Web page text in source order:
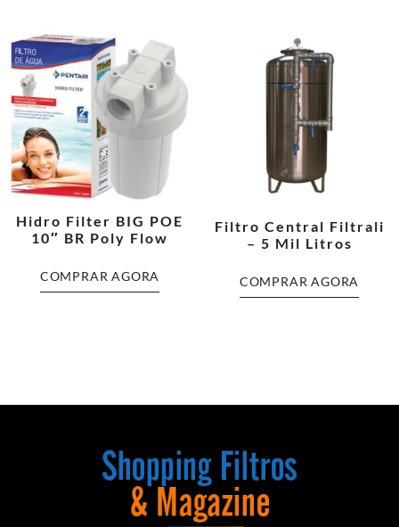
Hidro Filter BIG POE
10″ BR Poly Flow
COMPRAR AGORA
Filtro Central Filtrali
– 5 Mil Litros
COMPRAR AGORA